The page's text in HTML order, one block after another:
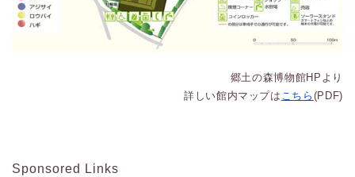
郷土の森博物館HPより
詳しい館内マップは こちら (PDF)
Sponsored Links